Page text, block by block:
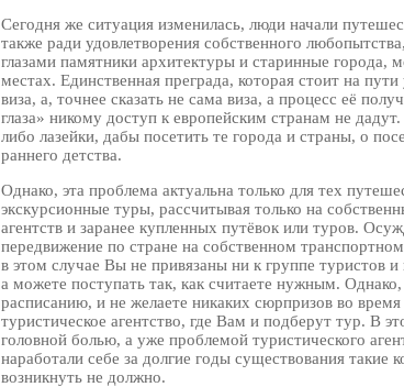
Сегодня же ситуация изменилась, люди начали
также ради удовлетворения собственного
глазами памятники архитектуры и старинные города,
местах. Единственная преграда, которая стоит на
виза, а, точнее сказать не сама виза, а процесс её
глаза» никому доступ к европейским странам не
либо лазейки, дабы посетить те города и страны, о
раннего детства.
Однако, эта проблема актуальна только для тех
экскурсионные туры, рассчитывая только на
агентств и заранее купленных путёвок или туров.
передвижение по стране на собственном
в этом случае Вы не привязаны ни к группе туристов
а можете поступать так, как считаете нужным.
расписанию, и не желаете никаких сюрпризов во
туристическое агентство, где Вам и подберут тур. В
головной болью, а уже проблемой туристического
наработали себе за долгие годы существования
возникнуть не должно.